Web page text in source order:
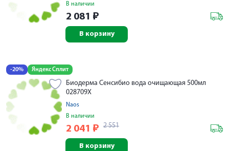
В наличии
2 081 ₽
В корзину
-20% Яндекс Сплит
Биодерма Сенсибио вода очищающая 500мл
028709X
Naos
В наличии
2 041 ₽ 2 551
В корзину